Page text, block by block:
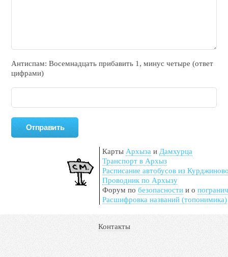
Антиспам: Воceмнадцать прибaвить 1, минyc чeтырe (ответ
цифрами)
Карты Архыза и Дамхурца
Транспорт в Архыз
Расписание автобусов из
Проводник по Архызу
Форум побезопасности и о
Расшифровка названий (топонимика)
Контакты